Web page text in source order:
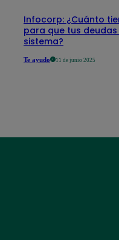
Infocorp: ¿Cuánto
para que tus deudas
sistema?
Te ayudo 11 de junio 2025